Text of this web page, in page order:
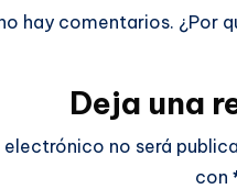
hay comentarios. ¿Por
Deja una
no será
con